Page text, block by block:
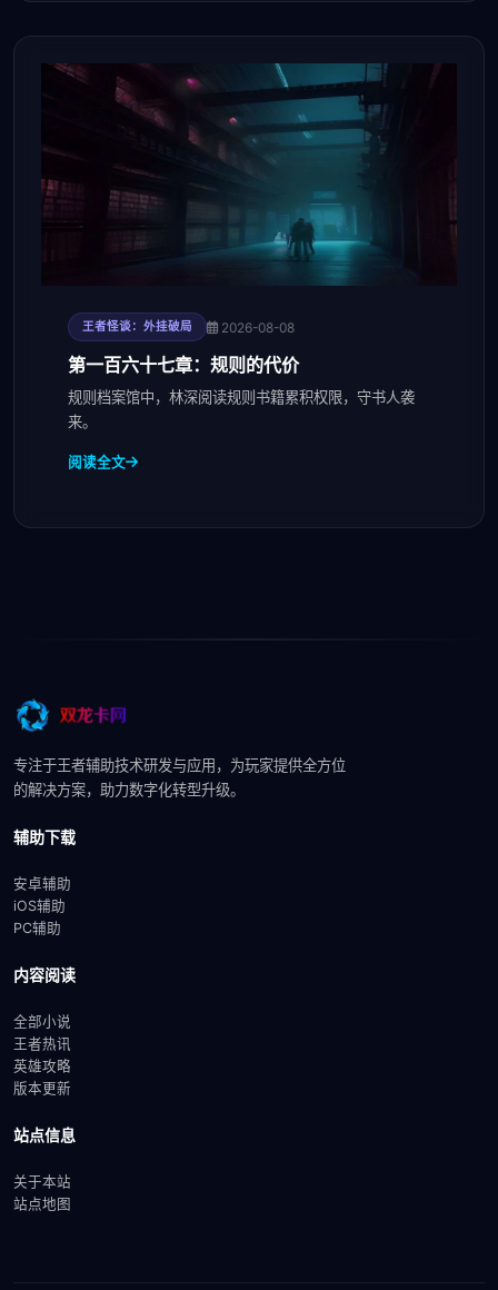
王者怪谈：外挂破局 2026-08-08
第一百六十七章：规则的代价
规则档案馆中，林深阅读规则书籍累积权限，守书人袭
来。
阅读全文
专注于王者辅助技术研发与应用，为玩家提供全方位
的解决方案，助力数字化转型升级。
辅助下载
安卓辅助
iOS辅助
PC辅助
内容阅读
全部小说
王者热讯
英雄攻略
版本更新
站点信息
关于本站
站点地图